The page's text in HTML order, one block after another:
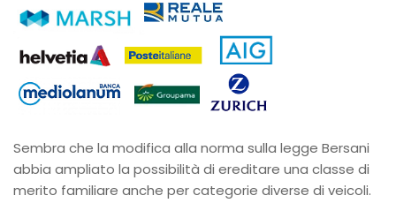
Sembra che la modifica alla norma sulla legge Bersani
abbia ampliato la possibilità di ereditare una classe di
merito familiare anche per categorie diverse di veicoli.